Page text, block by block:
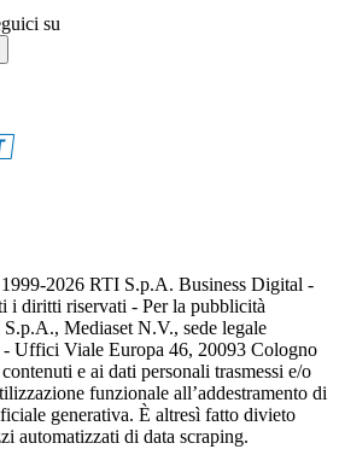
su
2026 RTI S.p.A. Business Digital -
i diritti riservati - Per la pubblicità
Mediaset N.V., sede legale
- Uffici Viale Europa 46, 20093 Cologno
e ai dati personali trasmessi e/o
funzionale all’addestramento di
generativa. È altresì fatto divieto
automatizzati di data scraping.